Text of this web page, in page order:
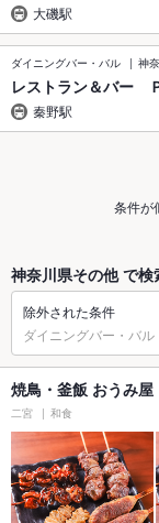
大磯駅
ダイニングバー・バル 神
レストラン＆バー
秦野駅
条件が
神奈川県その他 で
除外された条件
ダイニングバー・バル
焼鳥・釜飯 おうみ屋
二宮 和食